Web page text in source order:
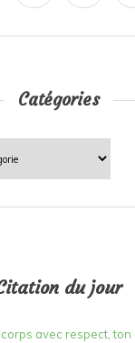
Catégories
du jour
avec respect, ton